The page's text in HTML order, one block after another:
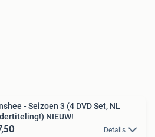
- Seizoen 3 (4 DVD Set, NL
NIEUW!
Details